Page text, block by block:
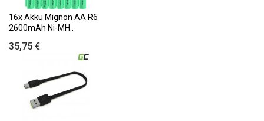
16x Akku Mignon AA R6
2600mAh Ni-MH..
35,75 €